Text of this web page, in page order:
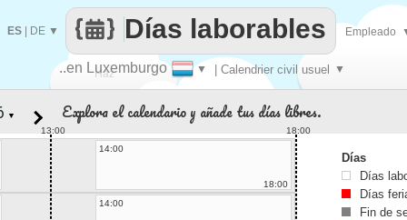
Haz
..en Luxemburgo ▼ | Calendrier civil usuel ▼
Días laborables
ES DE ▼ Empleado
▼ Explora el calendario y añade tus días libres.
13:00
18:00
14:00
18:00
14:00
Días
Días
Días
Fin de